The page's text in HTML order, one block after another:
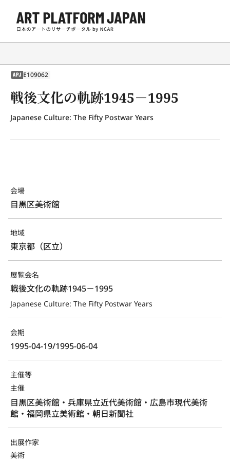
APJ E109062
戦後文化の軌跡1945－1995
Japanese Culture: The Fifty Postwar Years
会場
目黒区美術館
地域
東京都（区立）
展覧会名
戦後文化の軌跡1945－1995
Japanese Culture: The Fifty Postwar Years
会期
1995-04-19/1995-06-04
主催等
主催
目黒区美術館・兵庫県立近代美術館・広島市現代美術
館・福岡県立美術館・朝日新聞社
出展作家
美術